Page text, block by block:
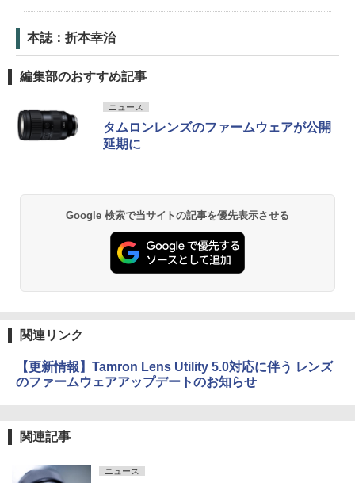
本誌：折本幸治
編集部のおすすめ記事
ニュース
タムロンレンズのファームウェアが公開
延期に
Google 検索で当サイトの記事を優先表示させる
関連リンク
【更新情報】Tamron Lens Utility 5.0対応に伴う レンズ
のファームウェアアップデートのお知らせ
関連記事
ニュース